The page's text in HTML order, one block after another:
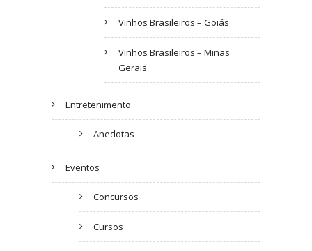
Vinhos Brasileiros – Goiás
Vinhos Brasileiros – Minas
Gerais
Entretenimento
Anedotas
Eventos
Concursos
Cursos